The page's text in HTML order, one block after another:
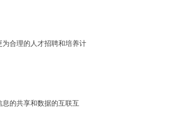
合理的人才招聘和培养计
的共享和数据的互联互